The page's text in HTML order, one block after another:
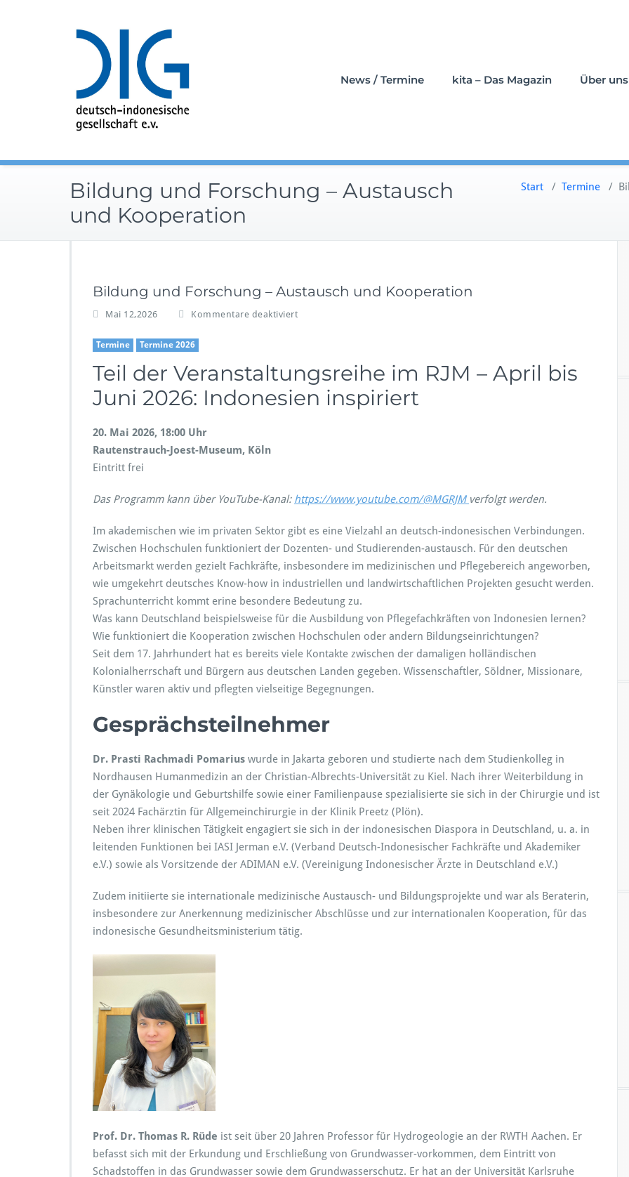
News / Termine kita – Das Magazin Über uns
Bildung und Forschung – Austausch
und Kooperation
Start / Termine /
Bildung und Forschung – Austausch und Kooperation
Mai 12,2026 Kommentare deaktiviert
i
l
d
F
s
c
h
u
g
–
A
u
t
a
s
c
u
n
d
K
o
o
p
e
t
i
o
Termine Termine 2026
Teil der Veranstaltungsreihe im RJM – April bis
Juni 2026: Indonesien inspiriert
20. Mai 2026, 18:00 Uhr
Rautenstrauch-Joest-Museum, Köln
Eintritt frei
Das Programm kann über YouTube-Kanal: https://www.youtube.com/@MGRJM verfolgt werden.
Im akademischen wie im privaten Sektor gibt es eine Vielzahl an deutsch-indonesischen Verbindungen.
Zwischen Hochschulen funktioniert der Dozenten- und Studierenden-austausch. Für den deutschen
Arbeitsmarkt werden gezielt Fachkräfte, insbesondere im medizinischen und Pflegebereich angeworben,
wie umgekehrt deutsches Know-how in industriellen und landwirtschaftlichen Projekten gesucht werden.
Sprachunterricht kommt erine besondere Bedeutung zu.
Was kann Deutschland beispielsweise für die Ausbildung von Pflegefachkräften von Indonesien lernen?
Wie funktioniert die Kooperation zwischen Hochschulen oder andern Bildungseinrichtungen?
Seit dem 17. Jahrhundert hat es bereits viele Kontakte zwischen der damaligen holländischen
Kolonialherrschaft und Bürgern aus deutschen Landen gegeben. Wissenschaftler, Söldner, Missionare,
Künstler waren aktiv und pflegten vielseitige Begegnungen.
Gesprächsteilnehmer
Dr. Prasti Rachmadi Pomarius wurde in Jakarta geboren und studierte nach dem Studienkolleg in
Nordhausen Humanmedizin an der Christian-Albrechts-Universität zu Kiel. Nach ihrer Weiterbildung in
der Gynäkologie und Geburtshilfe sowie einer Familienpause spezialisierte sie sich in der Chirurgie und ist
seit 2024 Fachärztin für Allgemeinchirurgie in der Klinik Preetz (Plön).
Neben ihrer klinischen Tätigkeit engagiert sie sich in der indonesischen Diaspora in Deutschland, u. a. in
leitenden Funktionen bei IASI Jerman e.V. (Verband Deutsch-Indonesischer Fachkräfte und Akademiker
e.V.) sowie als Vorsitzende der ADIMAN e.V. (Vereinigung Indonesischer Ärzte in Deutschland e.V.)
Zudem initiierte sie internationale medizinische Austausch- und Bildungsprojekte und war als Beraterin,
insbesondere zur Anerkennung medizinischer Abschlüsse und zur internationalen Kooperation, für das
indonesische Gesundheitsministerium tätig.
Prof. Dr. Thomas R. Rüde ist seit über 20 Jahren Professor für Hydrogeologie an der RWTH Aachen. Er
befasst sich mit der Erkundung und Erschließung von Grundwasser-vorkommen, dem Eintritt von
Schadstoffen in das Grundwasser sowie dem Grundwasserschutz. Er hat an der Universität Karlsruhe